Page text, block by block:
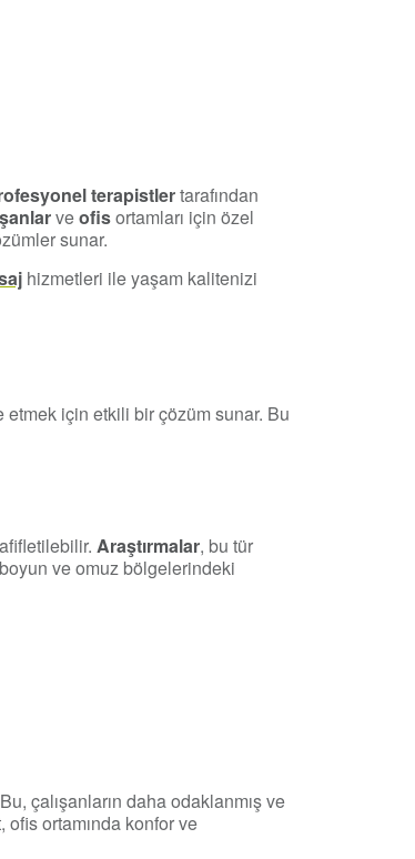
terapistlertarafından
veofisortamları için özel
sunar.
hizmetleri ile yaşam kalitenizi
etmek için etkili bir çözüm sunar. Bu
Araştırmalar, bu tür
boyun ve omuz bölgelerindeki
çalışanların daha odaklanmış ve
ortamında konfor ve